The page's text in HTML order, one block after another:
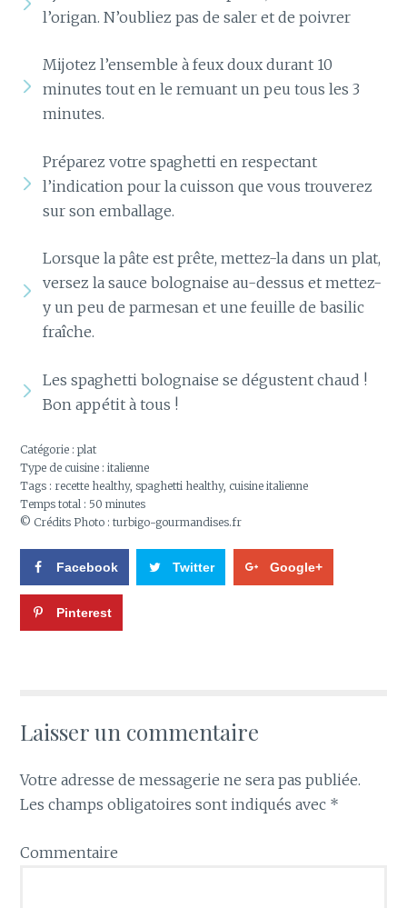
l’origan. N’oubliez pas de saler et de poivrer
Mijotez l’ensemble à feux doux durant 10
minutes tout en le remuant un peu tous les 3
minutes.
Préparez votre spaghetti en respectant
l’indication pour la cuisson que vous trouverez
sur son emballage.
Lorsque la pâte est prête, mettez-la dans un plat,
versez la sauce bolognaise au-dessus et mettez-
y un peu de parmesan et une feuille de basilic
fraîche.
Les spaghetti bolognaise se dégustent chaud !
Bon appétit à tous !
Catégorie :plat
Type de cuisine :italienne
Tags : recette healthy,spaghetti healthy, cuisine italienne
Temps total : 50 minutes
© Crédits Photo : turbigo-gourmandises.fr
Facebook Twitter Google+
Pinterest
Laisser un commentaire
Votre adresse de messagerie ne sera pas publiée.
Les champs obligatoires sont indiqués avec *
Commentaire